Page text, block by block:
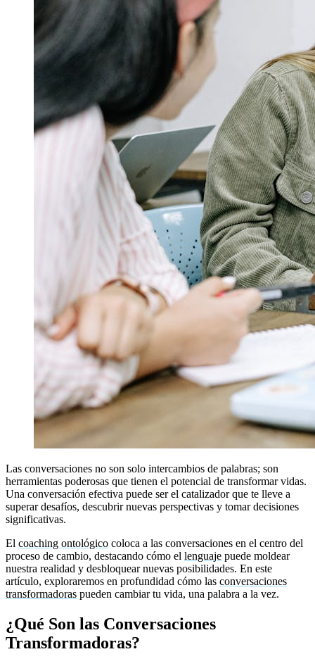
Las conversaciones no son solo intercambios de palabras; son
herramientas poderosas que tienen el potencial de transformar vidas.
Una conversación efectiva puede ser el catalizador que te lleve a
superar desafíos, descubrir nuevas perspectivas y tomar decisiones
significativas.
El coaching ontológico coloca a las conversaciones en el centro del
proceso de cambio, destacando cómo el lenguaje puede moldear
nuestra realidad y desbloquear nuevas posibilidades. En este
artículo, exploraremos en profundidad cómo las conversaciones
transformadoras pueden cambiar tu vida, una palabra a la vez.
¿Qué Son las Conversaciones
Transformadoras?